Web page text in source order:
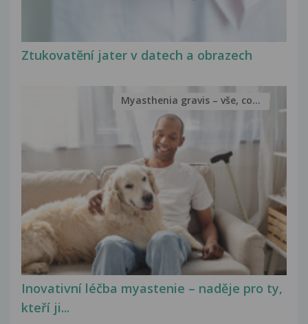
Ztukovatění jater v datech a obrazech
Inovativní léčba myastenie – naděje pro ty,
kteří ji...
Myasthenia gravis – vše, co...